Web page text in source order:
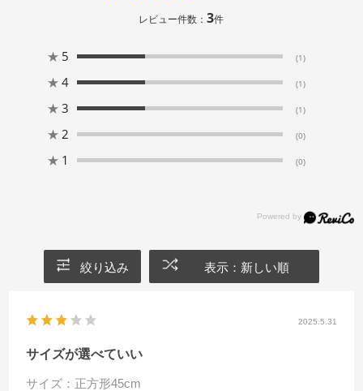
レビュー件数：3件
★ 5 (1)
★ 4 (1)
★ 3 (1)
★ 2 (0)
★ 1 (0)
絞り込み 表示：新しい順
2025.5.31
サイズが選べていい
サイズ：正方形45cm